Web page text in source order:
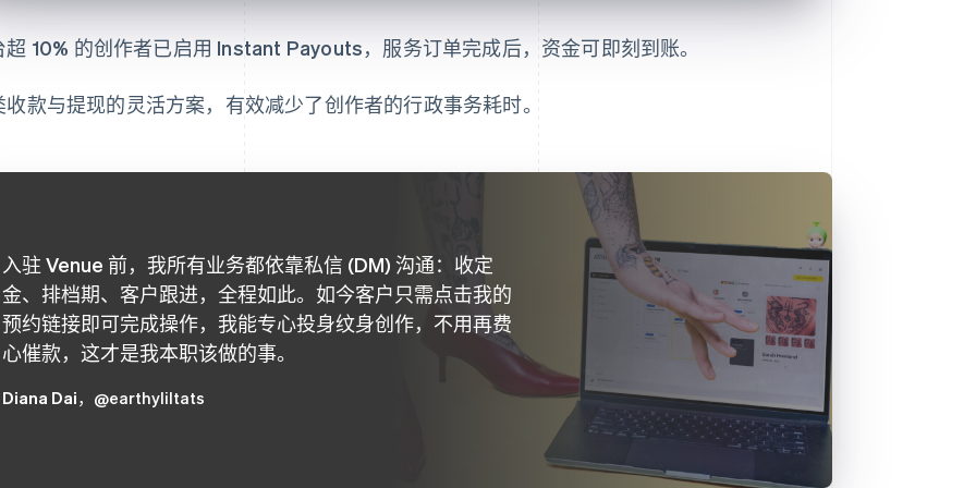
超 10% 的创作者已启用 Instant Payouts，服务订单完成后，资金可即刻到账。
收款与提现的灵活方案，有效减少了创作者的行政事务耗时。
入驻 Venue 前，我所有业务都依靠私信 (DM) 沟通：收定
金、排档期、客户跟进，全程如此。如今客户只需点击我的
预约链接即可完成操作，我能专心投身纹身创作，不用再费
心催款，这才是我本职该做的事。
Diana Dai，@earthyliltats